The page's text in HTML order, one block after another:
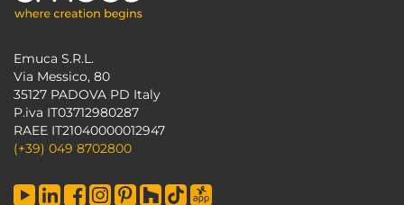
Emuca S.R.L.
Via Messico, 80
35127 PADOVA PD Italy
P.iva IT03712980287
RAEE IT21040000012947
(+39) 049 8702800